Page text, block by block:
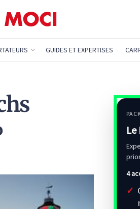
GUIDES ET EXPERTISES
Le
4